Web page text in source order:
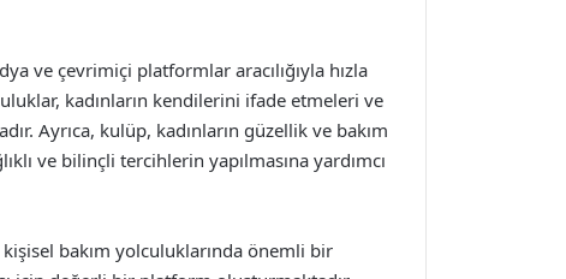
ve çevrimiçi platformlar aracılığıyla hızla
kadınların kendilerini ifade etmeleri ve
Ayrıca, kulüp, kadınların güzellik ve bakım
ve bilinçli tercihlerin yapılmasına yardımcı
bakım yolculuklarında önemli bir